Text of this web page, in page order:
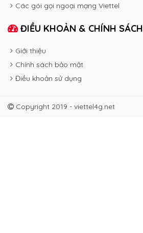
Các gói gọi ngoại mạng Viettel
ĐIỀU KHOẢN & CHÍNH SÁCH
Giới thiệu
Chính sách bảo mật
Điều khoản sử dụng
Copyright 2019 - viettel4g.net